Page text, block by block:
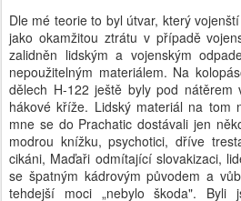
Dle mé teorie to byl útvar, který
jako okamžitou ztrátu v případě
zalidněn lidským a vojenským
nepoužitelným materiálem. Na
dělech H-122 ještě byly pod nátěrem
hákové kříže. Lidský materiál na tom
mne se do Prachatic dostávali jen
modrou knížku, psychotici, dříve
cikáni, Maďaři odmítající slovakizaci,
se špatným kádrovým původem a
tehdejší moci „nebylo škoda".